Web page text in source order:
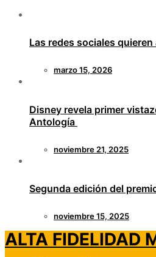
Las redes sociales
marzo 15, 2026
Disney revela primer
Antología
noviembre 21, 2025
Segunda edición del
noviembre 15, 2025
ALTA FIDELIDAD